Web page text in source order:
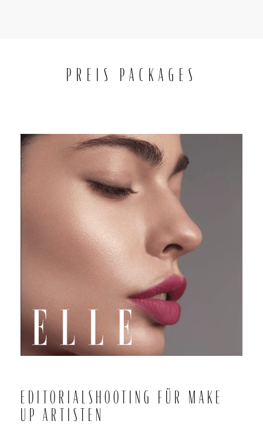
PREIS PACKAGES
EDITORIALSHOOTING FÜR MAKE
UP ARTISTEN